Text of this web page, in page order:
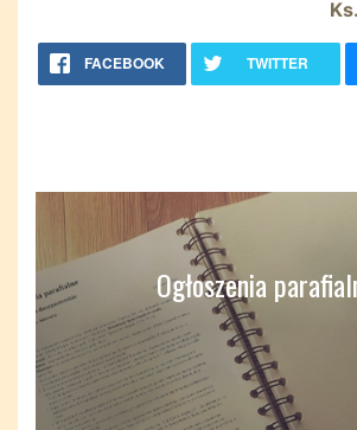
FACEBOOK TWITTER
Ogłoszenia